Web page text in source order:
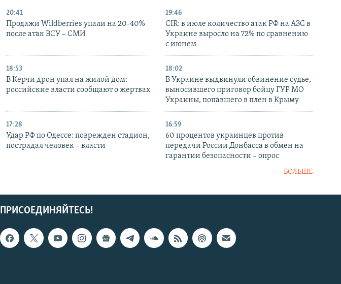
20:41
Продажи Wildberries упали на 20-40%
после атак ВСУ – СМИ
19:46
CIR: в июле количество атак РФ на АЗС в
Украине выросло на 72% по сравнению
с июнем
18:53
В Керчи дрон упал на жилой дом:
российские власти сообщают о жертвах
18:02
В Украине выдвинули обвинение судье,
выносившего приговор бойцу ГУР МО
Украины, попавшего в плен в Крыму
17:28
Удар РФ по Одессе: поврежден стадион,
пострадал человек – власти
16:59
60 процентов украинцев против
передачи России Донбасса в обмен на
гарантии безопасности – опрос
БОЛЬШЕ
ПРИСОЕДИНЯЙТЕСЬ!